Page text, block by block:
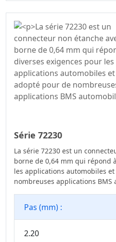
Série 72230
La série 72230 est un
borne de 0,64 mm qui répond
les applications automobiles
nombreuses applications BMS
Pas (mm) :
2.20